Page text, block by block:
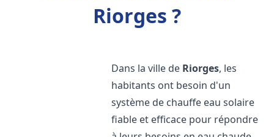
Riorges ?
Dans la ville de Riorges, les
habitants ont besoin d'un
système de chauffe eau solaire
fiable et efficace pour répondre